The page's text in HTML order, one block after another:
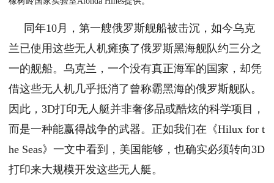
同年10月，第一艘俄罗斯舰船被击沉，如今乌克
兰已使用这些无人机瘫痪了俄罗斯黑海舰队约三分之
一的舰船。乌克兰，一个没有真正海军的国家，却凭
借这些无人机几乎抵消了曾称霸黑海的俄罗斯舰队。
因此，3D打印无人艇并非奢侈品或酷炫的科学项目，
而是一种能赢得战争的武器。正如我们在《Hilux for t
he Seas》一文中看到，美国能够，也确实必须转向3D
打印来大规模开发这些无人艇。